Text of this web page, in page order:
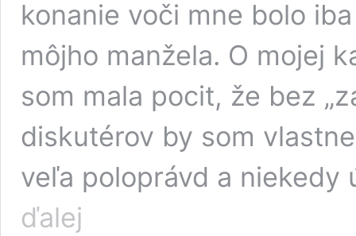
konanie voči mne bolo
môjho manžela. O mojej
som mala pocit, že bez
diskutérov by som
veľa poloprávd a
ďalej